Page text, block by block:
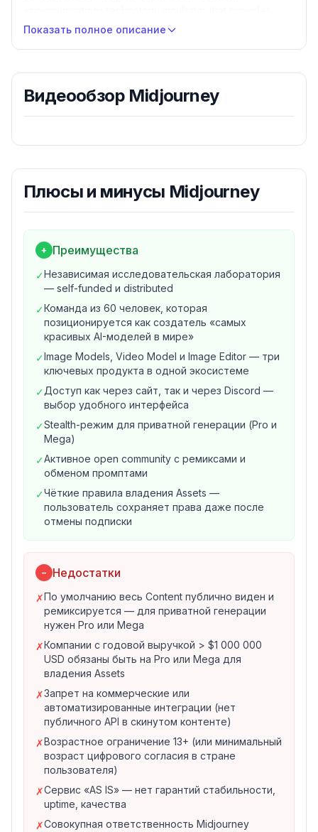
image generation services to augment human creativity
усиления человеческого творчества и социальных
По официальным Terms of Service сервис доступен
способами. Все эти каналы вместе называются
Services. Возрастной порог — 13 лет (или
минимальный возраст цифрового согласия в стране
пользователя). Контент платформы заявлен как PG-13
Продукты Midjourney
генерации изображений по текстовым промптам;
Video Model— отдельный продукт генерации видео
(по разделу 11 ToS);
Image Editor (Editor)— инструмент редактирования
изображений (по разделу 11 ToS);
В разработке (TBA на About-странице): три софт-
проекта и четыре аппаратных продукта (hardware).
Тематика будущих проектов
На About-странице компания заявляет 5 ключевых
тем будущих проектов:imagination, coordination,
reflection, beauty, human flourishing
(воображение,
координация, рефлексия, красота, расцвет
человечества). Цель — рассказывать «истории
человечного будущего, частью которого мы хотим
быть».
Тарифы и подписка
По разделу 4 ToS, в линейке подписок названы
тарифыProиMega . Конкретные цены тарифов на
Subscription Plans page на сайте midjourney.com (на
скинутом контенте прайс-лист отсутствует —
поэтому в карточке цены не выдумываем).
Особенности:
Stealth-режим(приватная генерация без
публикации в открытом сообществе) — входит в Pro
и Mega; ранее был доступен как отдельный add-on;
Компании с годовой выручкойболее $1 000 000 USD
и их сотрудникиобязаныбыть на Pro или Mega-
подписке, чтобы владеть сгенерированными Assets;
Пользовательское владение Assets сохраняется
даже при downgrade или отмене подписки в
последующие месяцы.
Показать полное описание
Видеообзор Midjourney
Плюсы и минусы Midjourney
+ Преимущества
✓Независимая исследовательская лаборатория
— self-funded и distributed
✓Команда из 60 человек, которая
позиционируется как создатель «самых
красивых AI-моделей в мире»
✓Image Models, Video Model и Image Editor — три
ключевых продукта в одной экосистеме
✓Доступ как через сайт, так и через Discord —
выбор удобного интерфейса
✓Stealth-режим для приватной генерации (Pro и
Mega)
✓Активное open community с ремиксами и
обменом промптами
✓Чёткие правила владения Assets —
пользователь сохраняет права даже после
отмены подписки
− Недостатки
✗По умолчанию весь Content публично виден и
ремиксируется — для приватной генерации
нужен Pro или Mega
✗Компании с годовой выручкой > $1 000 000
USD обязаны быть на Pro или Mega для
владения Assets
✗Запрет на коммерческие или
автоматизированные интеграции (нет
публичного API в скинутом контенте)
✗Возрастное ограничение 13+ (или минимальный
возраст цифрового согласия в стране
пользователя)
✗Сервис «AS IS» — нет гарантий стабильности,
uptime, качества
✗Совокупная ответственность Midjourney